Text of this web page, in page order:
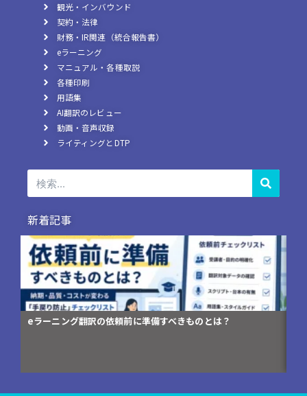
観光・インバウンド
契約・法律
財務・IR関連（統合報告書）
eラーニング
マニュアル・各種取説
各種印刷
用語集
AI翻訳のレビュー
動画・音声収録
ライティングとDTP
検
索
新着記事
コンプライアンス研修資料の英訳が「伝わらない」3